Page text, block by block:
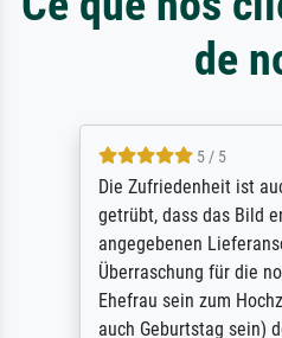
de
5 / 5
Die Zufriedenheit ist
getrübt, dass das Bild
angegebenen
Überraschung für die
Ehefrau sein zum
auch Geburtstag sein)